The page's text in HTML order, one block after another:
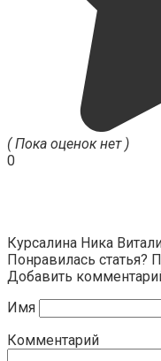
( Пока оценок нет )
0
Курсалина Ника
Понравилась статья?
Добавить
Имя
Комментарий